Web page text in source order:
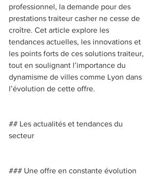
professionnel, la demande pour des
prestations traiteur casher ne cesse de
croître. Cet article explore les
tendances actuelles, les innovations et
les points forts de ces solutions traiteur,
tout en soulignant l’importance du
dynamisme de villes comme Lyon dans
l’évolution de cette offre.
## Les actualités et tendances du
secteur
### Une offre en constante évolution